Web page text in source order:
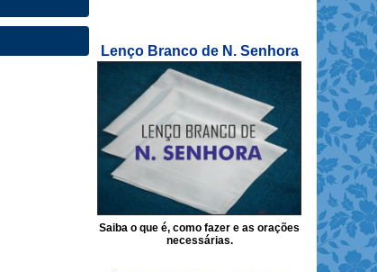
Lenço Branco de N. Senhora
Saiba o que é, como fazer e as orações
necessárias.